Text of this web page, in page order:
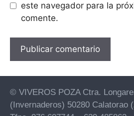
este navegador para la
comente.
© VIVEROS POZA Ctra.
(Invernaderos) 50280 Calatorao